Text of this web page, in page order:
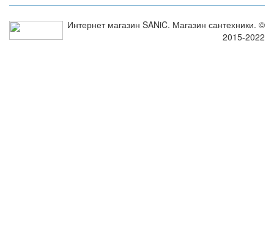
Интернет магазин SANiC. Магазин сантехники. ©
2015-2022